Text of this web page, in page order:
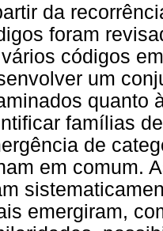
da
foram
códigos
um
quanto
famílias
de
em comum.
emergiram,